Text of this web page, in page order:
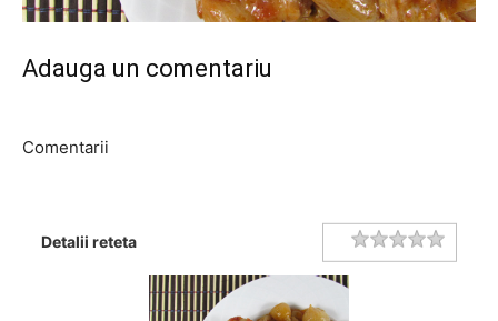
Adauga un comentariu
Comentarii
Detalii reteta Rating